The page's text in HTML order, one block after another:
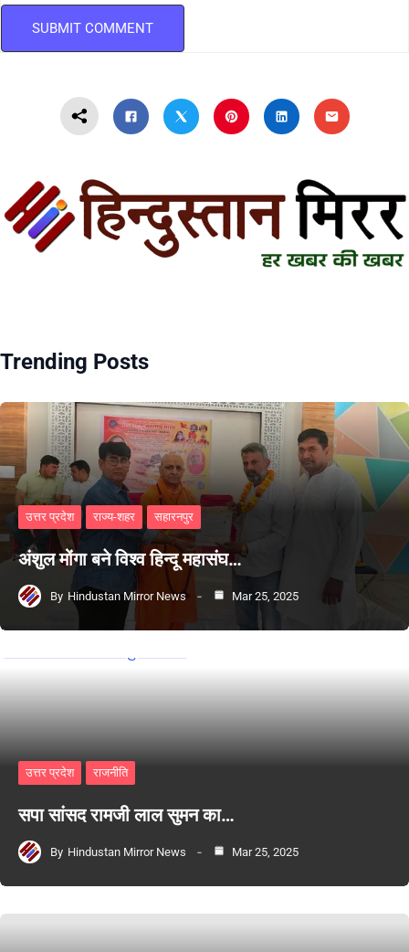
Trending Posts
उत्तर प्रदेश राज्य-शहर सहारनपुर
अंशुल मोंगा बने विश्व हिन्दू महासंघ…
By Hindustan Mirror News Mar 25, 2025
उत्तर प्रदेश राजनीति
सपा सांसद रामजी लाल सुमन का…
By Hindustan Mirror News Mar 25, 2025